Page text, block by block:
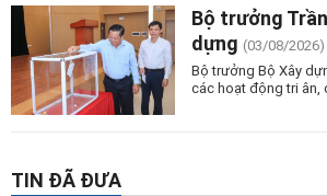
Bộ trưởng
dựng (03/08/2026)
Bộ trưởng Bộ Xây
các hoạt động tri
TIN ĐÃ ĐƯA